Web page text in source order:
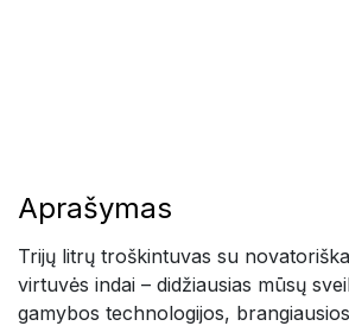
Aprašymas
Trijų litrų troškintuvas su
virtuvės indai – didžiausias mūsų
gamybos technologijos,